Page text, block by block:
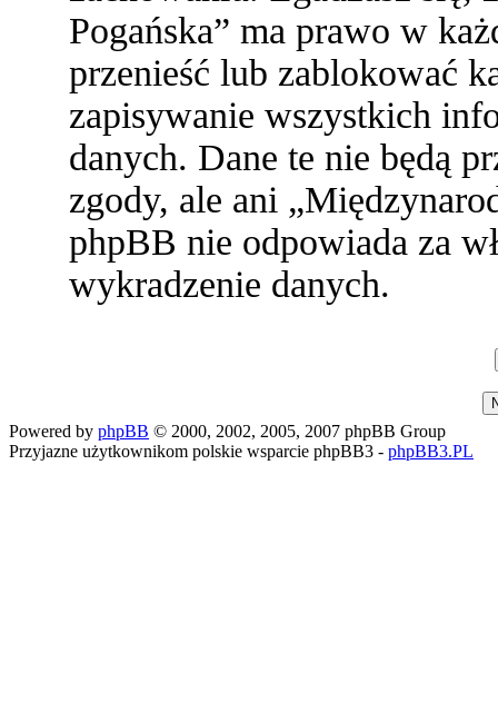
Pogańska” ma prawo w
przenieść lub zablokować
zapisywanie wszystkich
danych. Dane te nie będą
zgody, ale ani
phpBB nie odpowiada za
wykradzenie danych.
Powered by phpBB © 2000, 2002, 2005, 2007 phpBB Group
Przyjazne użytkownikom polskie wsparcie phpBB3 - phpBB3.PL